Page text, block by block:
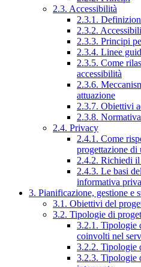
2.3. Accessibilità
2.3.1.
2.3.2.
2.3.3. Principi
2.3.4. Linee
2.3.5. Come
accessibilità
2.3.6.
attuazione
2.3.7. Obiettivi
2.3.8.
2.4. Privacy
2.4.1. Come
progettazione di
2.4.2. Richiedi il
2.4.3. Le basi
informativa
3. Pianificazione, gestione e
3.1. Obiettivi del
3.2. Tipologie di
3.2.1. Tipologie
coinvolti nel
3.2.2. Tipologie
3.2.3. Tipologie